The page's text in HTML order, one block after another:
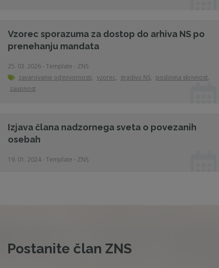
Vzorec sporazuma za dostop do arhiva NS po
prenehanju mandata
25. 03. 2026 - Template - ZNS
zavarovanje odgovornosti, vzorec, gradivo NS, poslovna skrivnost,
zaupnost
Izjava člana nadzornega sveta o povezanih
osebah
19. 01. 2024 - Template - ZNS
Postanite član ZNS